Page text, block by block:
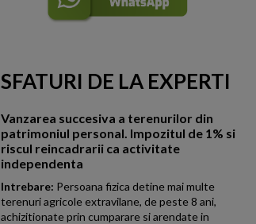
SFATURI DE LA EXPERTI
Vanzarea succesiva a terenurilor din
patrimoniul personal. Impozitul de 1% si
riscul reincadrarii ca activitate
independenta
Intrebare: Persoana fizica detine mai multe
terenuri agricole extravilane, de peste 8 ani,
achizitionate prin cumparare si arendate in